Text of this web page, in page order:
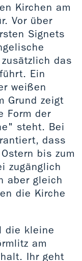
Kirchen am
Vor über
Signets
das
Ein
weißen
Grund zeigt
Form der
steht. Bei
dass
bis zum
zugänglich
aber gleich
die Kirche
die kleine
am
Ihr geht